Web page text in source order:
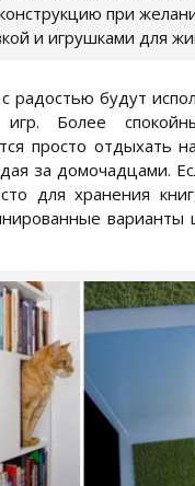
при
и игрушками для
радостью будут
игр. Более
просто отдыхать
за домочадцами.
для хранения
варианты